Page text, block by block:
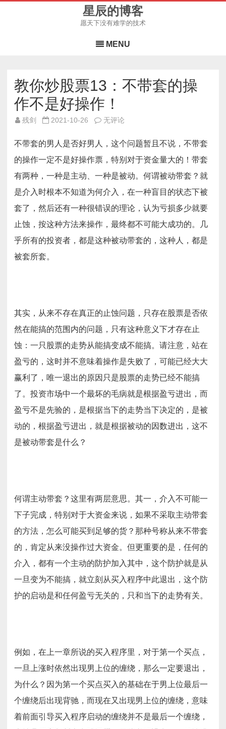
星辰的博客
愿天下没有难学的技术
to
content
MENU
教你炒股票13：不带套的操
作不是好操作！
残剑 2021-10-26
教
票
13：
不
套
操
作
不
是
操
无评论
不带套的男人是否好男人，这个问题暂且不说，不带套
的操作一定不是好操作票，特别对于资金量大的！带套
有两种，一种是主动、一种是被动。何谓被动带套？就
是介入时根本不知道为何介入，在一种盲目的状态下被
套了，然后还有一种很错误的理论，认为亏损多少就要
止蚀，按这种方法来操作，最终都不可能大成功的。几
乎所有的投资者，都是这种被动带套的，这种人，都是
被套所套。
其实，从来不存在真正的止蚀问题，只存在股票是否依
然在能搞的范围内的问题，只有这种意义下才存在止
蚀：一只股票的走势从能搞变成不能搞。请注意，站在
盈亏的，这时并不意味着操作是失败了，可能已经大大
赢利了，唯一退出的原因只是股票的走势已经不能搞
了。投资市场中一个最坏的毛病就是根据盈亏进出，而
盈亏不是先验的，是根据当下的走势当下决定的，是被
动的，根据盈亏进出，就是根据被动的因数进出，这不
是被动带套是什么？
何谓主动带套？这里有两层意思。其一，介入不可能一
下子完成，特别对于大资金来说，如果不采取主动带套
的方法，怎么可能买到足够的货？那种号称从来不带套
的，肯定从来没操作过大资金。但更重要的是，任何的
介入，都有一个主动的防护加入其中，这个防护就是从
一旦变为不能搞，就立刻从买入程序中此退出，这个防
护的启动是和任何盈亏无关的，只和当下的走势有关。
例如，在上一章所说的买入程序里，对于第一个买点，
一旦上涨时依然出现男上位的缠绕，那么一定要退出，
为什么？因为第一个买点买入的基础在于男上位最后一
个缠绕后出现背驰，而现在又出现男上位的缠绕，意味
着前面引导买入程序启动的缠绕并不是最后一个缠绕，